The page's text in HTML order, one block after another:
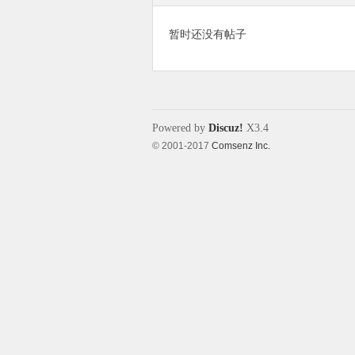
暂时还没有帖子
Powered by Discuz! X3.4
© 2001-2017 Comsenz Inc.